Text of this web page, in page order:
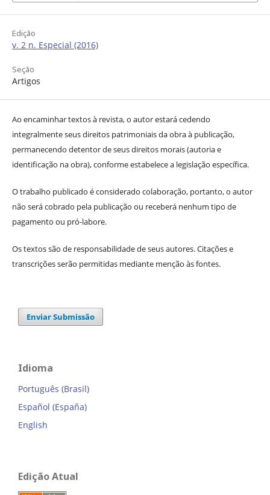
Edição
v. 2 n. Especial (2016)
Seção
Artigos
Ao encaminhar textos à revista, o autor estará cedendo
integralmente seus direitos patrimoniais da obra à publicação,
permanecendo detentor de seus direitos morais (autoria e
identificação na obra), conforme estabelece a legislação específica.
O trabalho publicado é considerado colaboração, portanto, o autor
não será cobrado pela publicação ou receberá nenhum tipo de
pagamento ou pró-labore.
Os textos são de responsabilidade de seus autores. Citações e
transcrições serão permitidas mediante menção às fontes.
Enviar Submissão
Idioma
Português (Brasil)
Español (España)
English
Edição Atual